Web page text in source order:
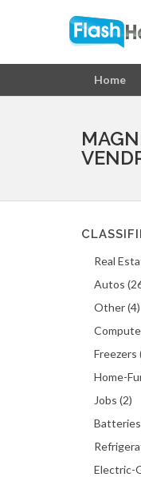
Home
Real
Autos
Other (4)
Freezers
Home-
Jobs (2)
Electric-